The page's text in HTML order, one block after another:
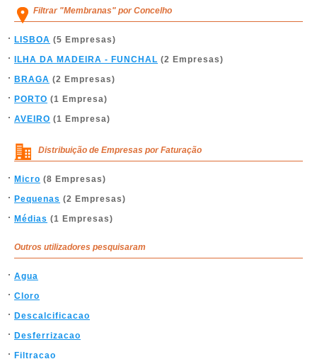
Filtrar "Membranas" por Concelho
LISBOA (5 Empresas)
ILHA DA MADEIRA - FUNCHAL (2 Empresas)
BRAGA (2 Empresas)
PORTO (1 Empresa)
AVEIRO (1 Empresa)
Distribuição de Empresas por Faturação
Micro (8 Empresas)
Pequenas (2 Empresas)
Médias (1 Empresas)
Outros utilizadores pesquisaram
Agua
Cloro
Descalcificacao
Desferrizacao
Filtracao